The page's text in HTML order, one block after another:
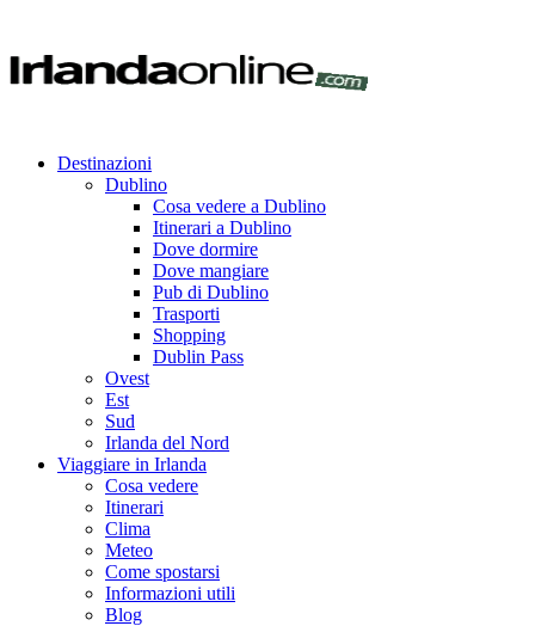
Destinazioni
Dublino
Cosa vedere a Dublino
Itinerari a Dublino
Dove dormire
Dove mangiare
Pub di Dublino
Trasporti
Shopping
Dublin Pass
Ovest
Est
Sud
Irlanda del Nord
Viaggiare in Irlanda
Cosa vedere
Itinerari
Clima
Meteo
Come spostarsi
Informazioni utili
Blog